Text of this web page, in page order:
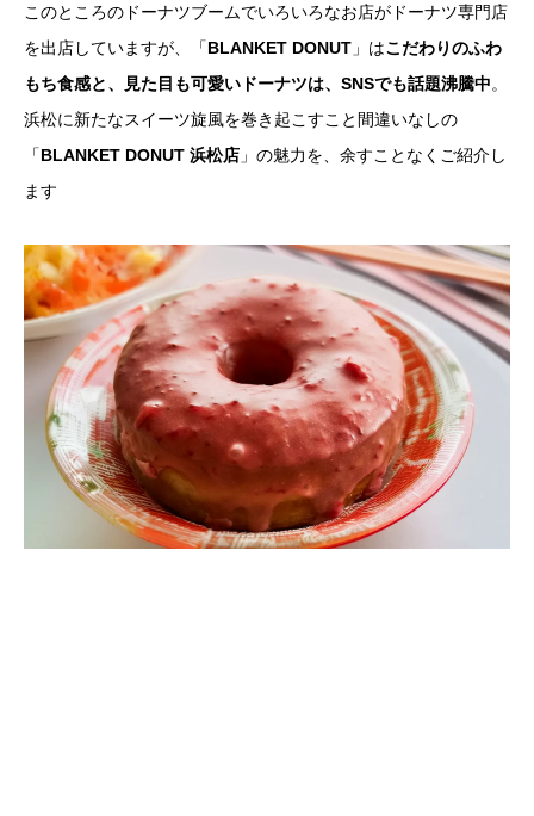
このところのドーナツブームでいろいろなお店がドーナツ専門店
を出店していますが、「BLANKET DONUT 」はこだわりのふわ
もち食感と、見た目も可愛いドーナツは、SNSでも話題沸騰中。
浜松に新たなスイーツ旋風を巻き起こすこと間違いなしの
「BLANKET DONUT 浜松店 」の魅力を、余すことなくご紹介し
ます